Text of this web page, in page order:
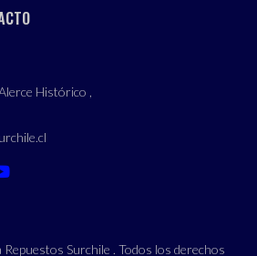
Histórico ,
Surchile . Todos los derechos